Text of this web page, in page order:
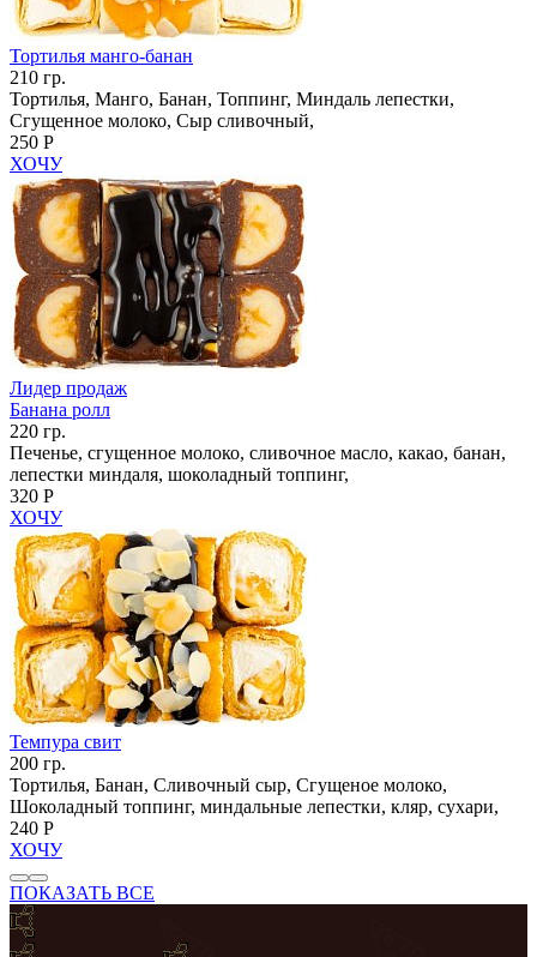
Тортилья манго-банан
210 гр.
Тортилья, Манго, Банан, Топпинг, Миндаль лепестки,
Сгущенное молоко, Сыр сливочный,
250 Р
ХОЧУ
Лидер продаж
Банана ролл
220 гр.
Печенье, сгущенное молоко, сливочное масло, какао, банан,
лепестки миндаля, шоколадный топпинг,
320 Р
ХОЧУ
Темпура свит
200 гр.
Тортилья, Банан, Сливочный сыр, Сгущеное молоко,
Шоколадный топпинг, миндальные лепестки, кляр, сухари,
240 Р
ХОЧУ
ПОКАЗАТЬ ВСЕ